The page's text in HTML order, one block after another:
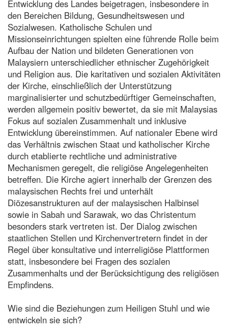
Entwicklung des Landes beigetragen, insbesondere in
den Bereichen Bildung, Gesundheitswesen und
Sozialwesen. Katholische Schulen und
Missionseinrichtungen spielten eine führende Rolle beim
Aufbau der Nation und bildeten Generationen von
Malaysiern unterschiedlicher ethnischer Zugehörigkeit
und Religion aus. Die karitativen und sozialen Aktivitäten
der Kirche, einschließlich der Unterstützung
marginalisierter und schutzbedürftiger Gemeinschaften,
werden allgemein positiv bewertet, da sie mit Malaysias
Fokus auf sozialen Zusammenhalt und inklusive
Entwicklung übereinstimmen. Auf nationaler Ebene wird
das Verhältnis zwischen Staat und katholischer Kirche
durch etablierte rechtliche und administrative
Mechanismen geregelt, die religiöse Angelegenheiten
betreffen. Die Kirche agiert innerhalb der Grenzen des
malaysischen Rechts frei und unterhält
Diözesanstrukturen auf der malaysischen Halbinsel
sowie in Sabah und Sarawak, wo das Christentum
besonders stark vertreten ist. Der Dialog zwischen
staatlichen Stellen und Kirchenvertretern findet in der
Regel über konsultative und interreligiöse Plattformen
statt, insbesondere bei Fragen des sozialen
Zusammenhalts und der Berücksichtigung des religiösen
Empfindens.
Wie sind die Beziehungen zum Heiligen Stuhl und wie
entwickeln sie sich?